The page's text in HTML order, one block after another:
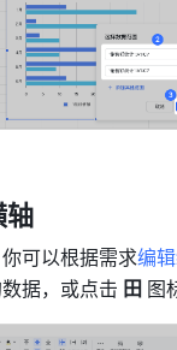
轴
可以根据需求编
据，或点击 田 图